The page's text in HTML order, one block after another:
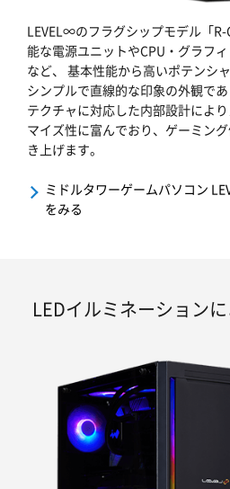
LEVEL∞のフラグシップモデル「
能な電源ユニットやCPU・グラフ
など、 基本性能から高いポテンシ
シンプルで直線的な印象の外観で
テクチャに対応した内部設計によ
マイズ性に富んでおり、ゲーミン
き上げます。
ミドルタワーゲームパソコン
をみる
LEDイルミネーション